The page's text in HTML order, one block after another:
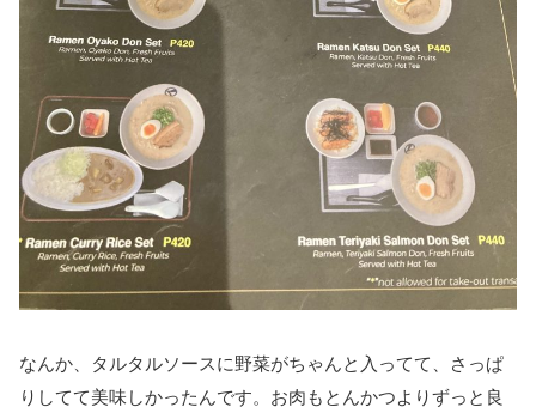
なんか、タルタルソースに野菜がちゃんと入ってて、さっぱ
りしてて美味しかったんです。お肉もとんかつよりずっと良